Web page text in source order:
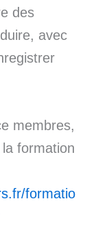
des
avec
membres,
formation
formatio